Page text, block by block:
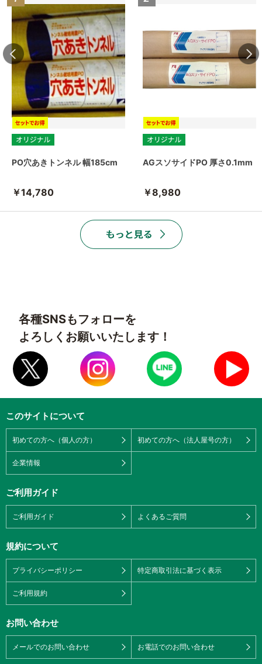
PO穴あきトンネル 幅185cm
￥14,780
AGスソサイドPO 厚さ0.1mm
￥8,980
各種SNSもフォローを
よろしくお願いいたします！
このサイトについて
初めての方へ（個人の方） 初めての方へ（法人屋号の方）
企業情報
ご利用ガイド
ご利用ガイド よくあるご質問
規約について
プライバシーポリシー 特定商取引法に基づく表示
ご利用規約
お問い合わせ
メールでのお問い合わせ お電話でのお問い合わせ